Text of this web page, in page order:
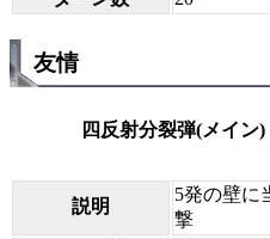
友情
四反射分裂弾(メイン)
説明
5発の壁に
撃